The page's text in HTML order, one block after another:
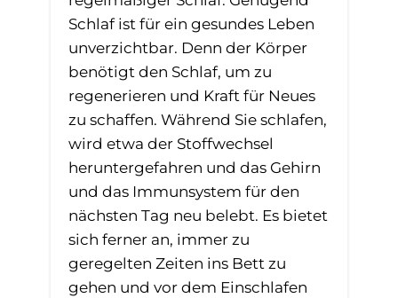
Schlaf ist für ein gesundes Leben
unverzichtbar. Denn der Körper
benötigt den Schlaf, um zu
regenerieren und Kraft für Neues
zu schaffen. Während Sie schlafen,
wird etwa der Stoffwechsel
heruntergefahren und das Gehirn
und das Immunsystem für den
nächsten Tag neu belebt. Es bietet
sich ferner an, immer zu
geregelten Zeiten ins Bett zu
gehen und vor dem Einschlafen